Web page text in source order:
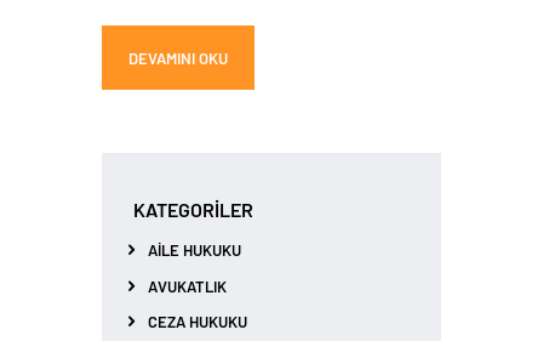
DEVAMINI OKU
KATEGORILER
AILE HUKUKU
AVUKATLIK
CEZA HUKUKU